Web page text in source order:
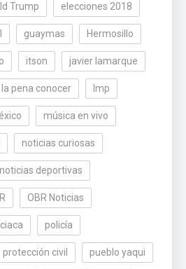
Trump elecciones 2018
guaymas Hermosillo
itson javier lamarque
pena conocer lmp
música en vivo
noticias curiosas
noticias deportivas
OBR Noticias
policía
protección civil pueblo yaqui